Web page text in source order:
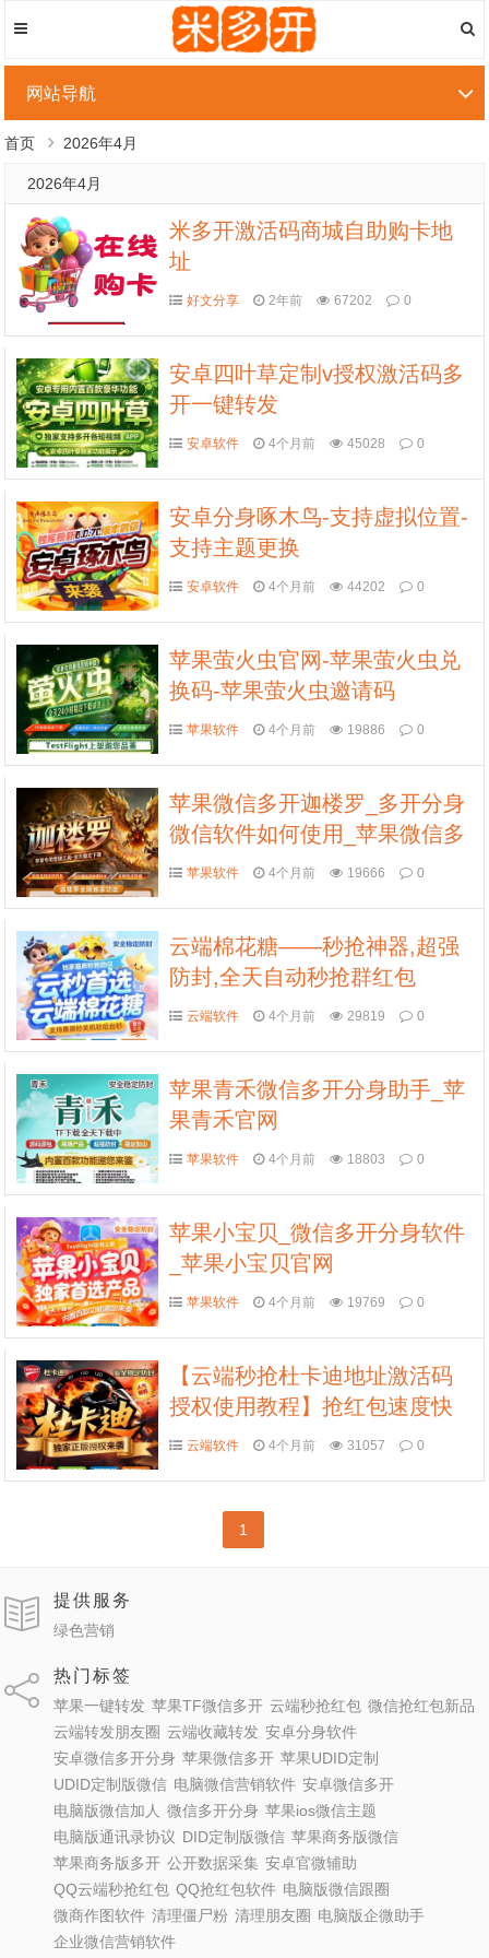
网站导航
首页 2026年4月
2026年4月
米多开激活码商城自助购卡地
址
好文分享 2年前 67202 0
安卓四叶草定制v授权激活码多
开一键转发
安卓软件 4个月前 45028 0
安卓分身啄木鸟-支持虚拟位置-
支持主题更换
安卓软件 4个月前 44202 0
苹果萤火虫官网-苹果萤火虫兑
换码-苹果萤火虫邀请码
苹果软件 4个月前 19886 0
苹果微信多开迦楼罗_多开分身
微信软件如何使用_苹果微信多
开迦楼罗功能介绍
苹果软件 4个月前 19666 0
云端棉花糖——秒抢神器,超强
防封,全天自动秒抢群红包
云端软件 4个月前 29819 0
苹果青禾微信多开分身助手_苹
果青禾官网
苹果软件 4个月前 18803 0
苹果小宝贝_微信多开分身软件
_苹果小宝贝官网
苹果软件 4个月前 19769 0
【云端秒抢杜卡迪地址激活码
授权使用教程】抢红包速度快
不封号
云端软件 4个月前 31057 0
1
提供服务
绿色营销
热门标签
苹果一键转发 苹果TF微信多开 云端秒抢红包 微信抢红包新品
云端转发朋友圈 云端收藏转发 安卓分身软件
安卓微信多开分身 苹果微信多开 苹果UDID定制
UDID定制版微信 电脑微信营销软件 安卓微信多开
电脑版微信加人 微信多开分身 苹果ios微信主题
电脑版通讯录协议 DID定制版微信 苹果商务版微信
苹果商务版多开 公开数据采集 安卓官微辅助
QQ云端秒抢红包 QQ抢红包软件 电脑版微信跟圈
微商作图软件 清理僵尸粉 清理朋友圈 电脑版企微助手
企业微信营销软件